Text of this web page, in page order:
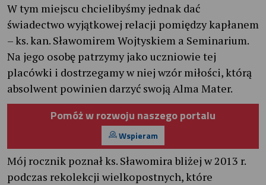
W tym miejscu chcielibyśmy jednak dać
świadectwo wyjątkowej relacji pomiędzy kapłanem
– ks. kan. Sławomirem Wojtyskiem a Seminarium.
Na jego osobę patrzymy jako uczniowie tej
placówki i dostrzegamy w niej wzór miłości, którą
absolwent powinien darzyć swoją Alma Mater.
Pomóż w rozwoju naszego portalu
Wspieram
Mój rocznik poznał ks. Sławomira bliżej w 2013 r.
podczas rekolekcji wielkopostnych, które